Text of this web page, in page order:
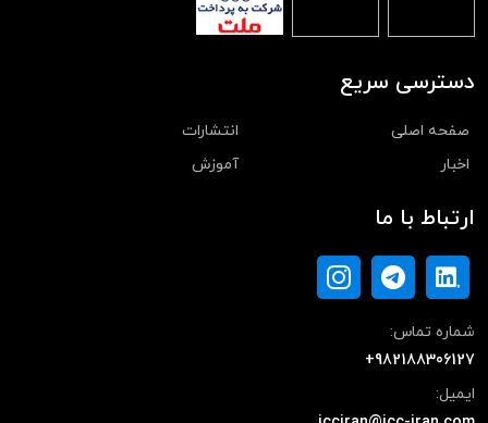
دسترسی سریع
صفحه اصلی
انتشارات
اخبار
آموزش
ارتباط با ما
شماره تماس:
+982188306127
ایمیل: